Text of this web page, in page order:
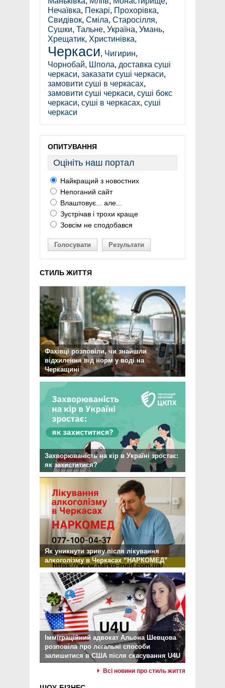
Нечаївка, Пекарі, Прохорівка,
Свидівок, Сміла, Старосілля,
Сушки, Тальне, Україна, Умань,
Хрещатик, Христинівка,
Черкаси, Чигирин,
Чорнобай, Шпола, доставка суші
черкаси, заказати суші черкаси,
замовити суші в черкасах,
замовити суші черкаси, суші бокс
черкаси, суші в черкасах, суші
черкаси
ОПИТУВАННЯ
Оцініть наш портал
Найкращий з новостних
Непоганий сайт
Влаштовує... але...
Зустрічав і трохи краще
Зовсім не сподобався
Голосувати Результати
СТИЛЬ ЖИТТЯ
Фахівці розповіли, чи знайшли
відхилення від норм у воді на
Черкащині
Захворюваність на кір в Україні зростає:
як захиститися?
Як уникнути зриву після лікування
алкоголізму в Черкасах “НАРКОМЕД”
Імміграційний адвокат Альона Шевцова
розповіла про легальні способи
залишитися в США після скасування U4U
Всі новини про стиль життя